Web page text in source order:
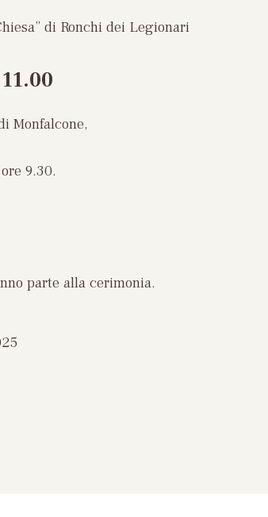
di Ronchi dei Legionari
Monfalcone,
9.30.
parte alla cerimonia.